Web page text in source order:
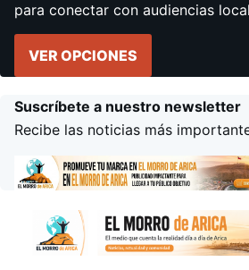
para conectar con audiencias
VER OPCIONES
Suscríbete a nuestro newsletter
Recibe las noticias más